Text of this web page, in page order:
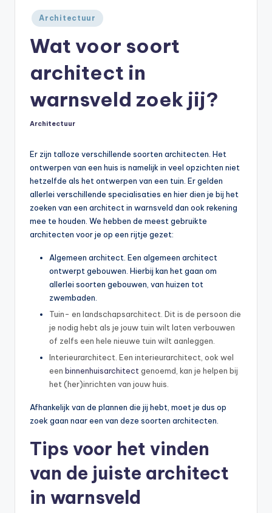
Geplaatst
in
Architectuur
Wat voor soort
architect in
warnsveld zoek jij?
Geplaatst
Architectuur
Er zijn talloze verschillende soorten architecten. Het
ontwerpen van een huis is namelijk in veel opzichten niet
hetzelfde als het ontwerpen van een tuin. Er gelden
allerlei verschillende specialisaties en hier dien je bij het
zoeken van een architect in warnsveld dan ook rekening
mee te houden. We hebben de meest gebruikte
architecten voor je op een rijtje gezet:
Algemeen architect. Een algemeen architect
ontwerpt gebouwen. Hierbij kan het gaan om
allerlei soorten gebouwen, van huizen tot
zwembaden.
Tuin- en landschapsarchitect. Dit is de persoon die
je nodig hebt als je jouw tuin wilt laten verbouwen
of zelfs een hele nieuwe tuin wilt aanleggen.
Interieurarchitect. Een interieurarchitect, ook wel
een binnenhuisarchitect genoemd, kan je helpen bij
het (her)inrichten van jouw huis.
Afhankelijk van de plannen die jij hebt, moet je dus op
zoek gaan naar een van deze soorten architecten.
Tips voor het vinden
van de juiste architect
in warnsveld